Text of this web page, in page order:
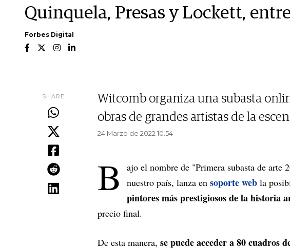
Quinquela, Presas y Lockett,
Forbes Digital
SHARE
Witcomb organiza una subasta
obras de grandes artistas de la
24 Marzo de 2022 10.54
B ajo el nombre de "Primera subasta de arte
nuestro país, lanza en soporte web la
pintores más prestigiosos de la historia
precio final.
De esta manera, se puede acceder a 80 cuadros